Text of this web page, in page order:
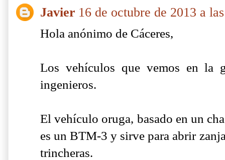
Javier 16 de octubre de 2013 a
Hola anónimo de Cáceres,
Los vehículos que vemos en la
ingenieros.
El vehículo oruga, basado en un
es un BTM-3 y sirve para abrir
trincheras.